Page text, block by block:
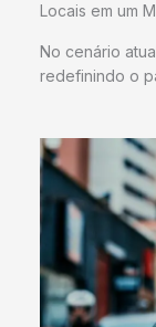
Locais em um
No cenário
redefinindo o